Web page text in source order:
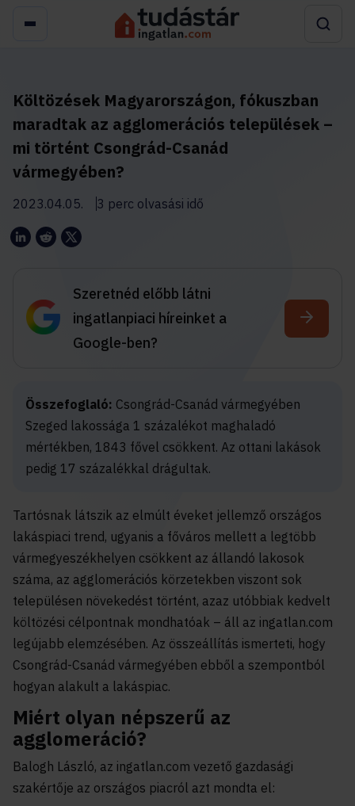
Költözések Magyarországon, fókuszban
maradtak az agglomerációs települések –
mi történt Csongrád-Csanád
vármegyében?
2023.04.05. 3 perc olvasási idő
Szeretnéd előbb látni
ingatlanpiaci híreinket a
Google-ben?
Összefoglaló: Csongrád-Csanád vármegyében
Szeged lakossága 1 százalékot maghaladó
mértékben, 1843 fővel csökkent. Az ottani lakások
pedig 17 százalékkal drágultak.
Tartósnak látszik az elmúlt éveket jellemző országos
lakáspiaci trend, ugyanis a főváros mellett a legtöbb
vármegyeszékhelyen csökkent az állandó lakosok
száma, az agglomerációs körzetekben viszont sok
településen növekedést történt, azaz utóbbiak kedvelt
költözési célpontnak mondhatóak – áll az ingatlan.com
legújabb elemzésében. Az összeállítás ismerteti, hogy
Csongrád-Csanád vármegyében ebből a szempontból
hogyan alakult a lakáspiac.
Miért olyan népszerű az
agglomeráció?
Balogh László, az ingatlan.com vezető gazdasági
szakértője az országos piacról azt mondta el: